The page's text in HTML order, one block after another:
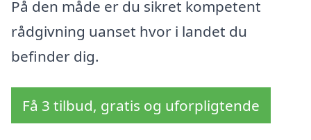
På den måde er du sikret kompetent
rådgivning uanset hvor i landet du
befinder dig.
Få 3 tilbud, gratis og uforpligtende